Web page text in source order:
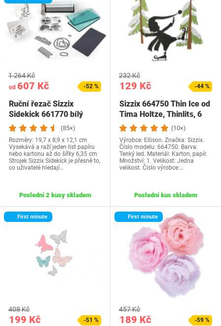
od 607 Kč
1 264 Kč
-52 %
Ruční řezač Sizzix
Sidekick 661770 bílý
(85×)
Rozměry: 19,7 x 8,9 x 12,1 cm
Vysekává a raží jeden list papíru
nebo kartonu až do šířky 6,35 cm
Strojek Sizzix Sidekick je přesně to,
co uživatelé hledají…
Poslední 2 kusy skladem
129 Kč
232 Kč
-44 %
Sizzix 664750 Thin Ice od
Tima Holtze, Thinlits, 6
kusů
(10×)
Výrobce: Ellison. Značka: Sizzix.
Číslo modelu: 664750. Barva:
Tenký led. Materiál: Karton, papír.
Množství: 1. Velikost: Jedna
velikost. Číslo výrobce:…
Poslední kus skladem
First minute
199 Kč
408 Kč
-51 %
First minute
189 Kč
457 Kč
-59 %